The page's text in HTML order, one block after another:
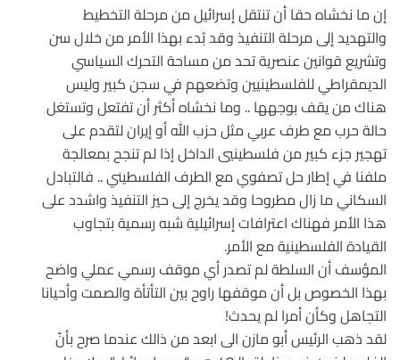
إن ما نخشاه حقا أن تنتقل إسرائيل من مرحلة التخطيط
والتهديد إلى مرحلة التنفيذ وقد بُدء بهذا الأمر من خلال سن
وتشريع قوانين عنصرية تحد من مساحة التحرك السياسي
الديمقراطي للفلسطينيين وتضعهم في سجن كبير وليس
هناك من يقف بوجهها .. وما نخشاه أكثر أن تفتعل وتستغل
حالة حرب مع طرف عربي مثل حزب الله أو إيران لتقدم على
تهجير جزء كبير من فلسطينيي الداخل إذا لم تنجح بمعالجة
ملفنا في إطار حل تصفوي مع الطرف الفلسطيني .. فالتبادل
السكاني ما زال مطروحا وقد يخرج إلى حيز التنفيذ واشدد على
هذا الأمر فهناك اعترافات إسرائيلية شبه رسمية بتجاوب
القيادة الفلسطينية مع الأمر.
المؤسف أن السلطة لم تصدر أي موقف رسمي عملي واضح
بهذا الخصوص بل أن موقفها راوح بين التأتأة والصمت وأحيانا
التجاهل وكأن أمرا لم يحدث!
لقد ذهب الرئيس أبو مازن الى ابعد من ذالك عندما صرح بأنّ